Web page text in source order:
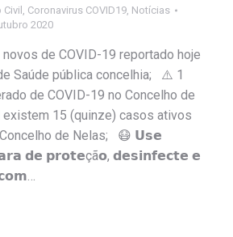
, Coronavirus COVID19, Notícias
2020
de COVID-19 reportado hoje
Saúde pública concelhia; ⚠️ 1
de COVID-19 no Concelho de
existem 15 (quinze) casos ativos
de Nelas; 😷 𝗨𝘀𝗲
𝗱𝗲 𝗽𝗿𝗼𝘁𝗲çã𝗼, 𝗱𝗲𝘀𝗶𝗻𝗳𝗲𝗰𝘁𝗲 𝗲